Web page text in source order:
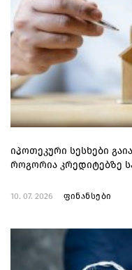
იპოთეკური სესხები
როგორია კრედიტებზე
10. 07. 2026 ფინანსები